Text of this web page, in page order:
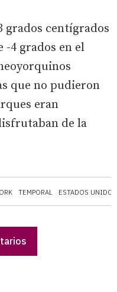
TEMPORAL ESTADOS UNIDOS
grados centígrados
-4 grados en el
que no pudieron
eran
de la